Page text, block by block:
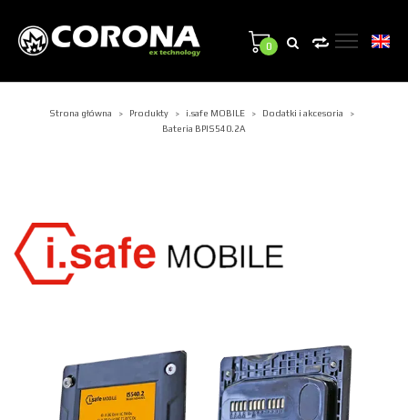
0
Strona główna > Produkty > i.safe MOBILE > Dodatki i akcesoria >
Bateria BPIS540.2A